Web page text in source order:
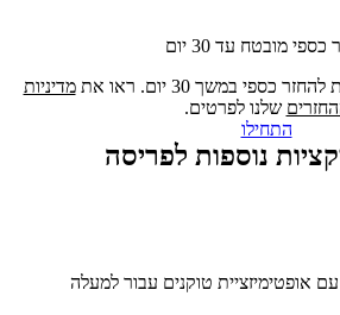
כספי מובטח עד 30 יום
כספי במשך 30 יום. ראו את
מדיניות
שלנו לפרטים.
התחילו
נוספות לפריסה
פרוקסי ניתוב AI API עם אופטימיזציית טוקנים עבור למעלה